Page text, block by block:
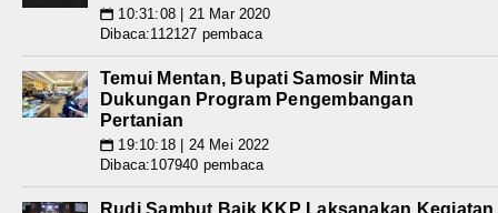
📅 10:31:08 | 21 Mar 2020
Dibaca:112127 pembaca
Temui Mentan, Bupati Samosir Minta
Dukungan Program Pengembangan
Pertanian
📅 19:10:18 | 24 Mei 2022
Dibaca:107940 pembaca
Rudi Sambut Baik KKP Laksanakan Kegiatan